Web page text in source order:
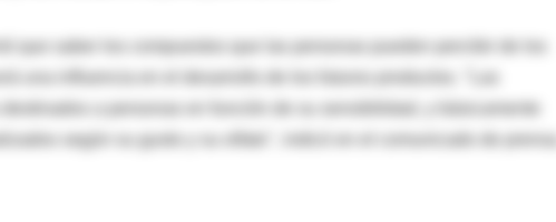
según su gusto y su olfato", indicó en el comunicado de prensa.